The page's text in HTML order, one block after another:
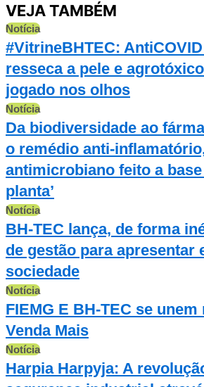
VEJA TAMBÉM
Notícia
#VitrineBHTEC:
resseca a pele e
jogado nos olhos
Notícia
Da biodiversidade ao
o remédio anti-
antimicrobiano feito a base
planta’
Notícia
BH-TEC lança, de forma
de gestão para apresentar
sociedade
Notícia
FIEMG E BH-TEC se
Venda Mais
Notícia
Harpia Harpyja: A